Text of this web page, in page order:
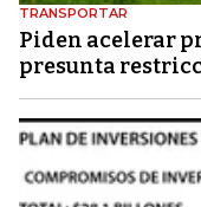
TRANSPORTAR
Piden acelerar
presunta